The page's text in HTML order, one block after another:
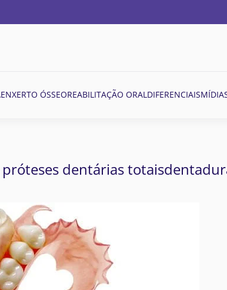
ENXERTO ÓSSEOREABILITAÇÃO ORALDIFERENCIAIS
dentárias